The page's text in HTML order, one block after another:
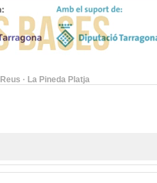
Reus · La Pineda Platja